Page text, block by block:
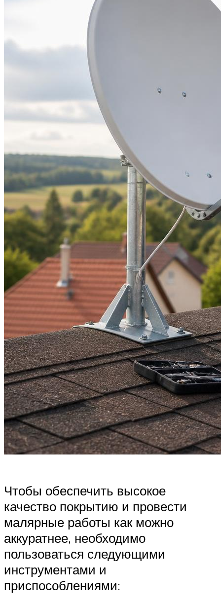
Чтобы обеспечить высокое
качество покрытию и провести
малярные работы как можно
аккуратнее, необходимо
пользоваться следующими
инструментами и
приспособлениями: